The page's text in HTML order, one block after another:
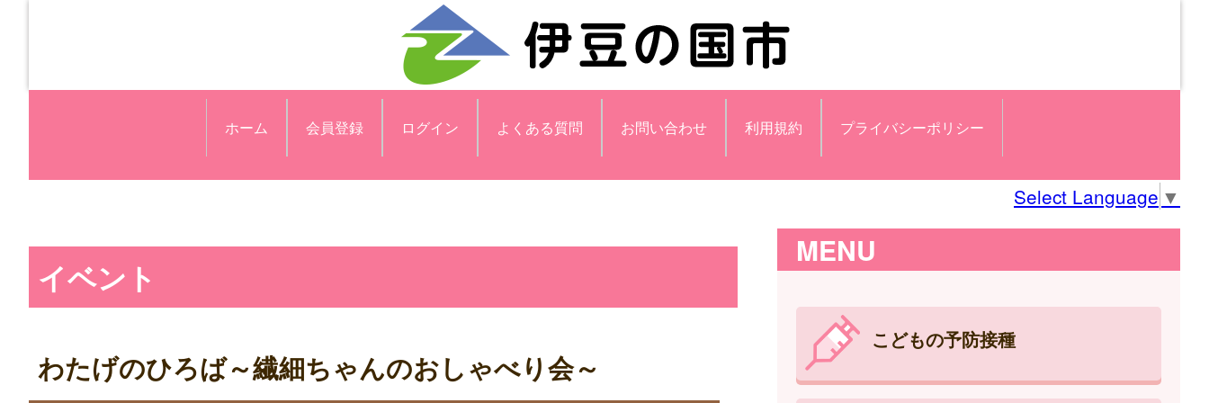
ホーム 会員登録 ログイン よくある質問 お問い合わせ 利用規約 プライバシーポリシー
Select Language ▼
イベント
わたげのひろば～繊細ちゃんのおしゃべり会～
MENU
こどもの予防接種